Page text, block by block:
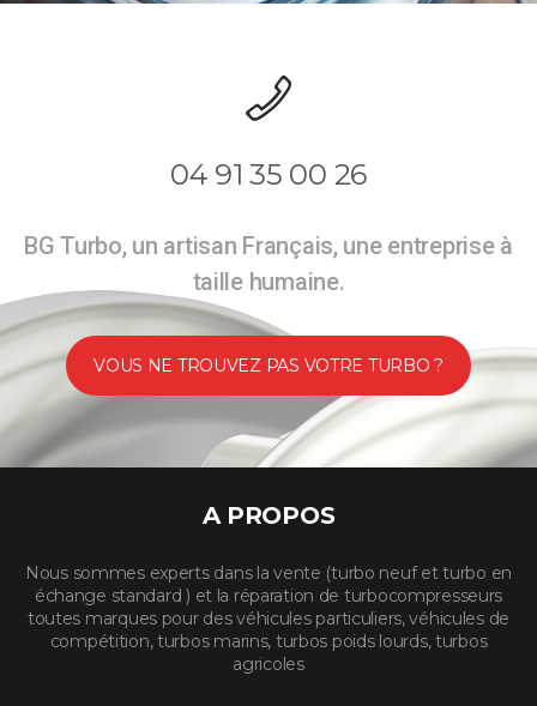
04 91 35 00 26
BG Turbo, un artisan Français, une entreprise à
taille humaine.
VOUS NE TROUVEZ PAS VOTRE TURBO ?
A PROPOS
Nous sommes experts dans la vente (turbo neuf et turbo en
échange standard ) et la réparation de turbocompresseurs
toutes marques pour des véhicules particuliers, véhicules de
compétition, turbos marins, turbos poids lourds, turbos
agricoles